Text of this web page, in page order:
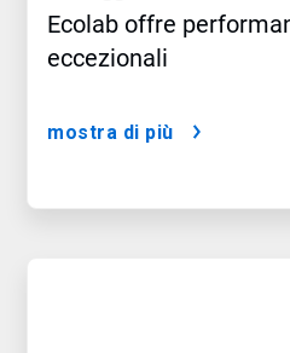
Ecolab offre
eccezionali
mostra di più